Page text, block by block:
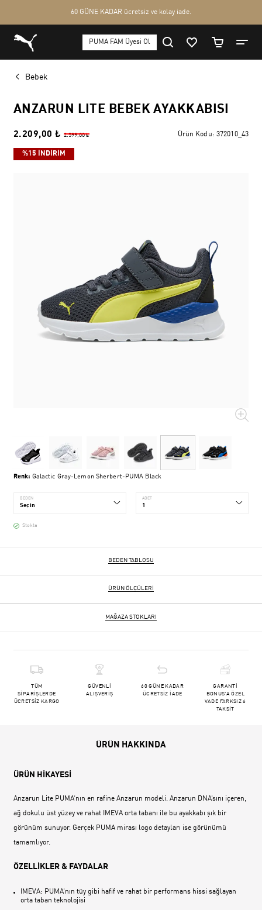
Bebek
ANZARUN LITE BEBEK AYAKKABISI
2.209,00 ₺ 2.599,00 ₺ Ürün Kodu: 372010_43
%15 İNDİRİM
Renk: Galactic Gray-Lemon Sherbert-PUMA Black
BEDEN ADET
Stokta
BEDEN TABLOSU
ÜRÜN ÖLÇÜLERI
MAĞAZA STOKLARI
TÜM
SİPARİŞLERDE
ÜCRETSİZ KARGO
GÜVENLİ
ALIŞVERİŞ
60 GÜNE KADAR
ÜCRETSİZ İADE
GARANTİ
BONUS'A ÖZEL
VADE FARKSIZ 6
TAKSİT
ÜRÜN HAKKINDA
ÜRÜN HİKAYESİ
Anzarun Lite PUMA‘nın en rafine Anzarun modeli. Anzarun DNA‘sını içeren,
ağ dokulu üst yüzey ve rahat IMEVA orta tabanı ile bu ayakkabı şık bir
görünüm sunuyor. Gerçek PUMA mirası logo detayları ise görünümü
tamamlıyor.
ÖZELLİKLER & FAYDALAR
IMEVA: PUMA‘nın tüy gibi hafif ve rahat bir performans hissi sağlayan
orta taban teknolojisi